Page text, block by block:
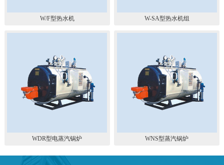
W/F型热水机 W-SA型热水机组
WDR型电蒸汽锅炉 WNS型蒸汽锅炉